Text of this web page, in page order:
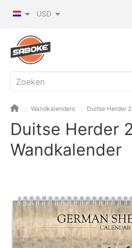
USD
Wandkalenders Duitse Herder
Duitse Herder
Wandkalender